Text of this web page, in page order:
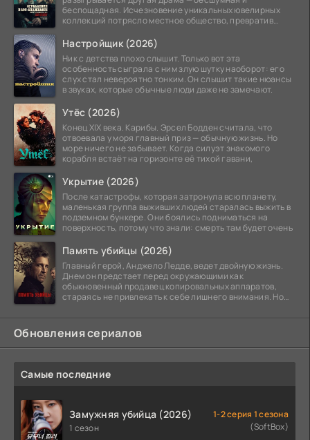
беспощадная. Исчезновение уникальных ювелирных
коллекций потрясло местное общество, превратив
Настройщик (2026)
Ник с детства плохо слышит. Только вот эта
особенность сыграла с ним злую шутку наоборот: его
слух стал невероятно тонким. Он слышит такие нюансы
в звуках, которые обычные люди даже не замечают.
Утёс (2026)
Конец XIX века. Карибы. Эрсел Бодден считала, что
отвоевала у моря главный приз — обычную жизнь. Но
море ничего не забывает. Когда силуэт знакомого
корабля встаёт на горизонте её тихой гавани,
Укрытие (2026)
После катастрофы, которая затронула всю планету,
маленькая группа выживших людей старалась выжить в
подземном бункере. Они боялись подниматься на
поверхность, потому что знали: смерть там будет очень
Память убийцы (2026)
Главный герой, Анджело Ледде, ведет двойную жизнь.
Днем он предстает перед окружающими как
обыкновенный продавец копировальных аппаратов,
стараясь не привлекать к себе лишнего внимания. Но
Обновления сериалов
Самые последние
Замужняя убийца (2026)
1 сезон
1-2 серия 1 сезона
(SoftBox)